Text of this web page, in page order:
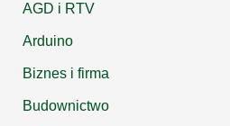
AGD i RTV
Arduino
Biznes i firma
Budownictwo